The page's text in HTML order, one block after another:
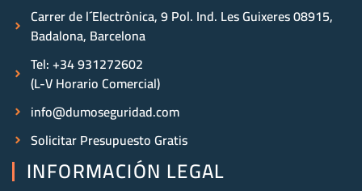
INFORMACIÓN LEGAL
Carrer de l´Electrònica, 9 Pol. Ind. Les Guixeres 08915,
Badalona, Barcelona
Tel: +34 931272602
(L-V Horario Comercial)
info@dumoseguridad.com
Solicitar Presupuesto Gratis